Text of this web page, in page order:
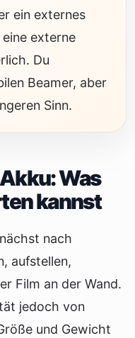
ein externes
externe
Du
Beamer, aber
Sinn.
Was
kannst
nach
aufstellen,
Film an der Wand.
jedoch von
und Gewicht